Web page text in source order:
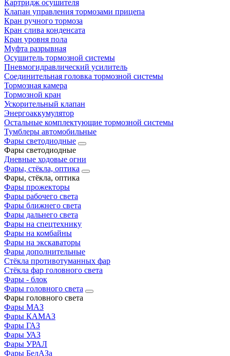
Картридж осушителя
Клапан управления тормозами прицепа
Кран ручного тормоза
Кран слива конденсата
Кран уровня пола
Муфта разрывная
Осушитель тормозной системы
Пневмогидравлический усилитель
Соединительная головка тормозной системы
Тормозная камера
Тормозной кран
Ускорительный клапан
Энергоаккумулятор
Остальные комплектующие тормозной системы
Тумблеры автомобильные
Фары светодиодные
Фары светодиодные
Дневные ходовые огни
Фары, стёкла, оптика
Фары, стёкла, оптика
Фары прожекторы
Фары рабочего света
Фары ближнего света
Фары дальнего света
Фары на спецтехнику
Фары на комбайны
Фары на экскаваторы
Фары дополнительные
Стёкла противотуманных фар
Стёкла фар головного света
Фары - блок
Фары головного света
Фары головного света
Фары МАЗ
Фары КАМАЗ
Фары ГАЗ
Фары УАЗ
Фары УРАЛ
Фары БелАЗа